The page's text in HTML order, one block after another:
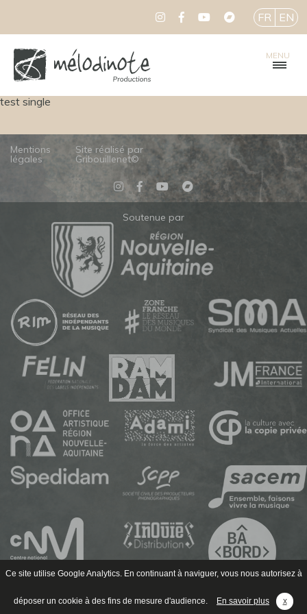
Ce site utilise Google Analytics. En continuant à naviguer, vous nous autorisez à
déposer un cookie à des fins de mesure d'audience. En savoir plus x
MENU
FR EN
test single
Mentions
légales
Site réalisé par
Gribouillenet©
Soutenue par